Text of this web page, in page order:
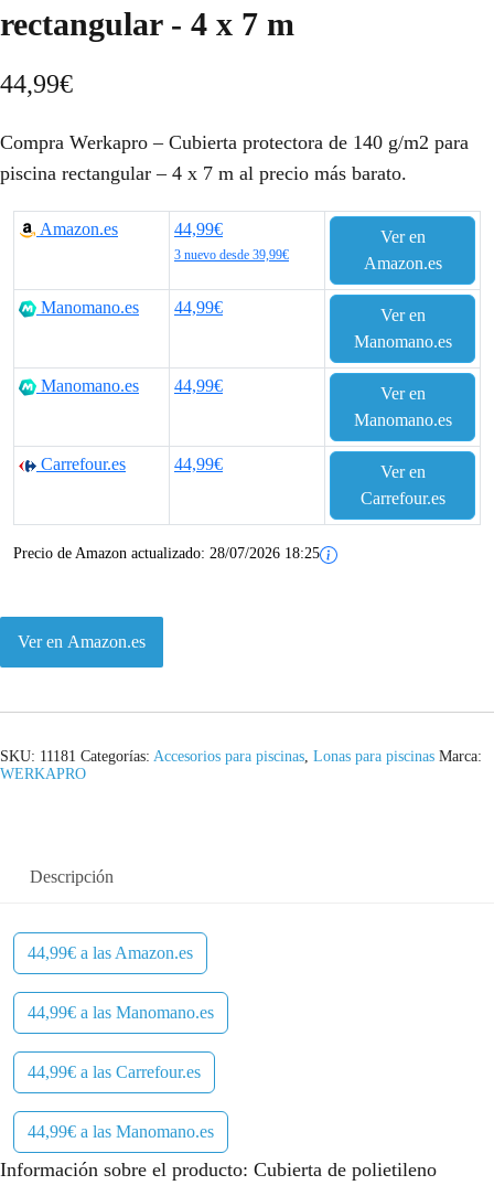
rectangular - 4 x 7 m
44,99€
Compra Werkapro – Cubierta protectora de 140 g/m2 para
piscina rectangular – 4 x 7 m al precio más barato.
Amazon.es 44,99€
3 nuevo desde 39,99€
Ver en
Amazon.es
Manomano.es 44,99€
Ver en
Manomano.es
Manomano.es 44,99€
Ver en
Manomano.es
Carrefour.es 44,99€
Ver en
Carrefour.es
Precio de Amazon actualizado: 28/07/2026 18:25
Ver en Amazon.es
SKU: 11181 Categorías: Accesorios para piscinas, Lonas para piscinas Marca:
WERKAPRO
Descripción
44,99€ a las Amazon.es
44,99€ a las Manomano.es
44,99€ a las Carrefour.es
44,99€ a las Manomano.es
Información sobre el producto: Cubierta de polietileno